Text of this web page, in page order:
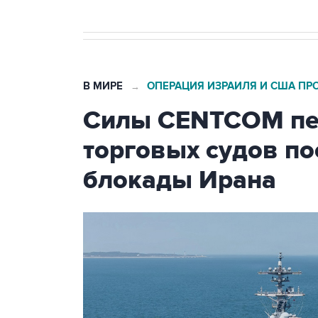
В МИРЕ → ОПЕРАЦИЯ ИЗРАИЛЯ И США
Силы CENTCOM
торговых судов
блокады Ирана